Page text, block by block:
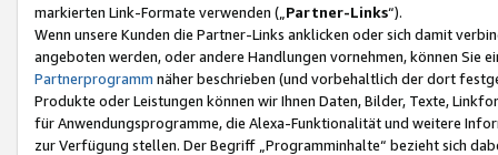
markierten Link-Formate verwenden („ Partner-Links“).
Wenn unsere Kunden die Partner-Links anklicken oder sich damit
angeboten werden, oder andere Handlungen vornehmen, können Sie
Partnerprogramm näher beschrieben (und vorbehaltlich der dort
Produkte oder Leistungen können wir Ihnen Daten, Bilder, Texte,
für Anwendungsprogramme, die Alexa-Funktionalität und weitere
zur Verfügung stellen. Der Begriff „Programminhalte“ bezieht sich